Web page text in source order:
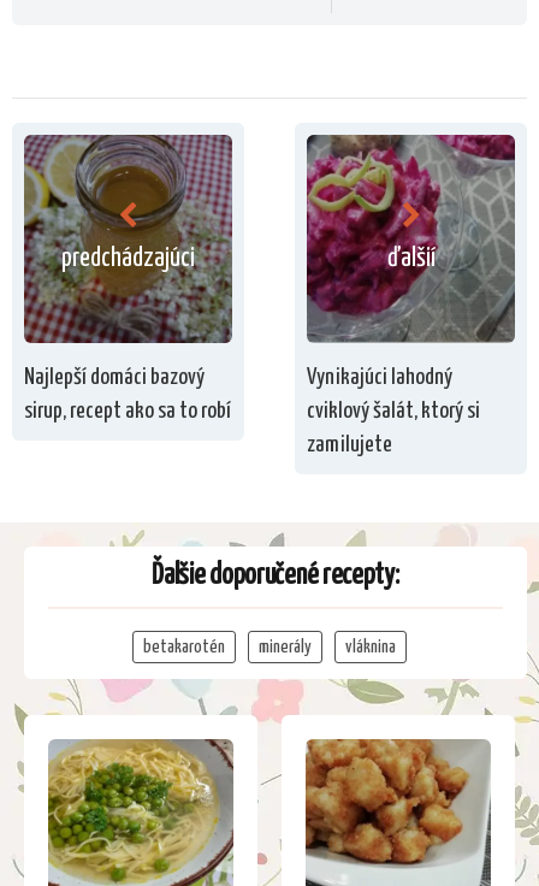
predchádzajúci
Najlepší domáci bazový
sirup, recept ako sa to robí
ďalšií
Vynikajúci lahodný
cviklový šalát, ktorý si
zamilujete
Ďalšie doporučené recepty:
betakarotén minerály vláknina